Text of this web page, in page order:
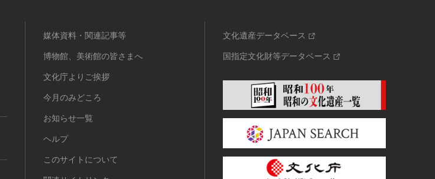
媒体資料・関連記事等
博物館、美術館の皆さまへ
文化庁よりご挨拶
今月のみどころ
お知らせ一覧
ヘルプ
このサイトについて
文化遺産データベース
国指定文化財等データベース